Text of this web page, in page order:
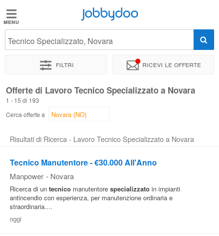
Jobbydoo
Offerte
Stipendi
Elenco
Blog
Jobbydoo
Tecnico Specializzato, Novara
Filtri Ricevi le offerte
Offerte di Lavoro Tecnico Specializzato a Novara
1 - 15 di 193
Cerca offerte a
Risultati di Ricerca - Lavoro Tecnico Specializzato a Novara
Tecnico Manutentore - €30.000 All'Anno
Manpower - Novara
Ricerca di un tecnico manutentore specializzato in impianti
antincendio con esperienza, per manutenzione ordinaria e
straordinaria....
oggi